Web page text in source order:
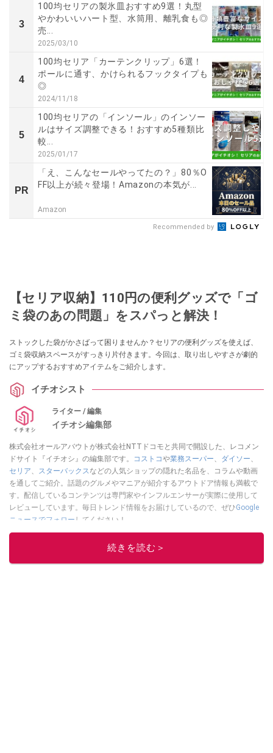
3
100均セリアの製氷皿おすすめ9選！丸型
やかわいいハート型、水筒用、離乳食も◎
売...
2025/03/10
4
100均セリア「カーテンクリップ」6選！
ポールに通す、かけられるフックタイプも
◎
2024/11/18
5
100均セリアの「インソール」のインソー
ルはサイズ調整できる！おすすめ5種類比
較...
2025/01/17
PR
「え、こんなセールやってたの？」80％O
FF以上が続々登場！Amazonの本気が...
Amazon
Recommended by
【セリア収納】110円の便利グッズで「ゴ
ミ袋のあの問題」をスパっと解決！
ストックした袋がかさばって困りませんか？セリアの便利グッズを使えば、
ゴミ袋収納スペースがすっきり片付きます。今回は、取り出しやすさが劇的
にアップするおすすめアイテムをご紹介します。
イチオシスト
ライター / 編集
イチオシ編集部
株式会社オールアバウトが株式会社NTTドコモと共同で開設した、レコメン
ドサイト『イチオシ』の編集部です。
コストコや業務スーパー ダイソー
セリア
スターバックス などの人気ショップの隠れた名品を、コラムや動画
を通してご紹介。話題のグルメやマニアが紹介するアウトドア情報も満載で
す。配信しているコンテンツは専門家やインフルエンサーが実際に使用して
レビューしています。毎日トレンド情報をお届けしているので、ぜひGoogle
ニュースでフォロー してください！
続きを読む＞